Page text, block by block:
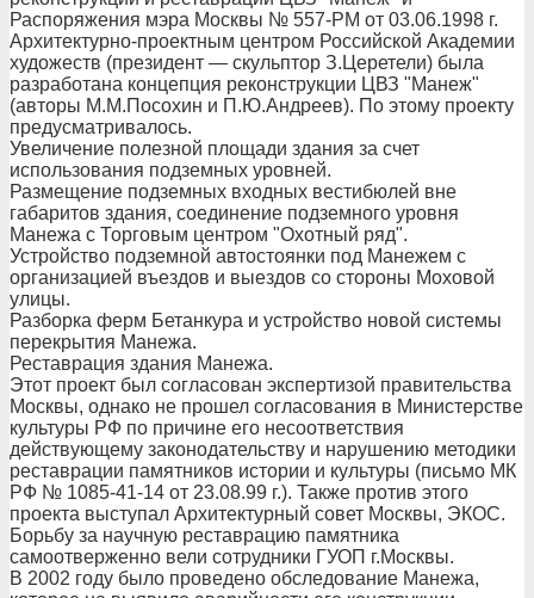
Распоряжения мэра Москвы № 557-РМ от 03.06.1998 г.
Архитектурно-проектным центром Российской Академии
художеств (президент — скульптор З.Церетели) была
разработана концепция реконструкции ЦВЗ "Манеж"
(авторы М.М.Посохин и П.Ю.Андреев). По этому проекту
предусматривалось.
Увеличение полезной площади здания за счет
использования подземных уровней.
Размещение подземных входных вестибюлей вне
габаритов здания, соединение подземного уровня
Манежа с Торговым центром "Охотный ряд".
Устройство подземной автостоянки под Манежем с
организацией въездов и выездов со стороны Моховой
улицы.
Разборка ферм Бетанкура и устройство новой системы
перекрытия Манежа.
Реставрация здания Манежа.
Этот проект был согласован экспертизой правительства
Москвы, однако не прошел согласования в Министерстве
культуры РФ по причине его несоответствия
действующему законодательству и нарушению методики
реставрации памятников истории и культуры (письмо МК
РФ № 1085-41-14 от 23.08.99 г.). Также против этого
проекта выступал Архитектурный совет Москвы, ЭКОС.
Борьбу за научную реставрацию памятника
самоотверженно вели сотрудники ГУОП г.Москвы.
В 2002 году было проведено обследование Манежа,